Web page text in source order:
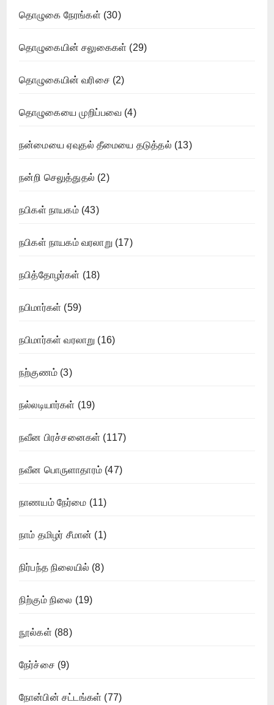
தொழுகை நேரங்கள் (30)
தொழுகையின் சலுகைகள் (29)
தொழுகையின் வரிசை (2)
தொழுகையை முறிப்பவை (4)
நன்மையை ஏவுதல் தீமையை தடுத்தல் (13)
நன்றி செலுத்துதல் (2)
நபிகள் நாயகம்(43)
நபிகள் நாயகம் வரலாறு (17)
நபித்தோழர்கள் (18)
நபிமார்கள் (59)
நபிமார்கள் வரலாறு (16)
நற்குணம் (3)
நல்லடியார்கள் (19)
நவீன பிரச்சனைகள் (117)
நவீன பொருளாதாரம் (47)
நாணயம் நேர்மை (11)
நாம் தமிழர் சீமான் (1)
நிர்பந்த நிலையில் (8)
நிற்கும் நிலை (19)
நூல்கள் (88)
நேர்ச்சை (9)
நோன்பின் சட்டங்கள் (77)